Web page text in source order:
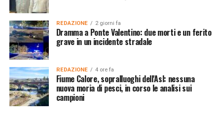
REDAZIONE 2 giorni fa
Dramma a Ponte Valentino: due morti e un ferito
grave in un incidente stradale
REDAZIONE 4 ore fa
Fiume Calore, sopralluoghi dell'Asl: nessuna
nuova moria di pesci, in corso le analisi sui
campioni